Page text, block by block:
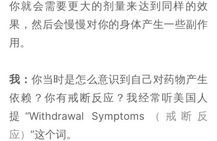
你就会需要更大的剂量来达到同样的效
果，然后会慢慢对你的身体产生一些副作
用。
我： 你当时是怎么意识到自己对药物产生
依赖？你有戒断反应？我经常听美国人
提“Withdrawal Symptoms （戒断反
应）”这个词。